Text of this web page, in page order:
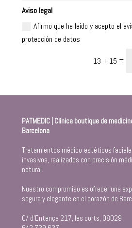
Aviso legal
Afirmo que he leído y acepto el
protección de datos
13 + 15 =
PATMEDIC | Clínica boutique de
Barcelona
Tratamientos médico-estéticos
invasivos, realizados con precisión
natural.
Nuestro compromiso es ofrecer una
segura y elegante en el corazón de
C/ d’Entença 217, les corts, 08029